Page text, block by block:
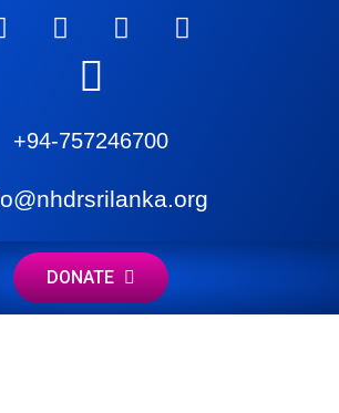
+94-757246700
DONATE